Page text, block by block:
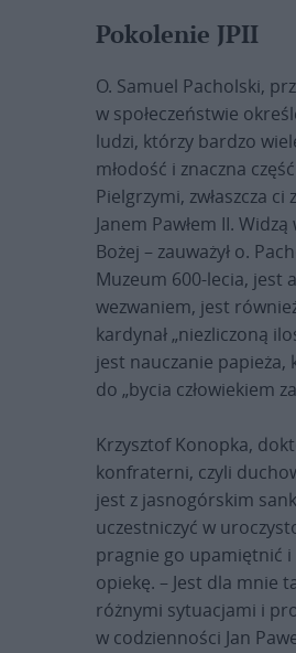
Pokolenie JPII
O. Samuel Pacholski,
w społeczeństwie
ludzi, którzy bardzo
młodość i znaczna
Pielgrzymi, zwłaszcza
Janem Pawłem II.
Bożej – zauważył o.
Muzeum 600-lecia, jest
wezwaniem, jest
kardynał „niezliczoną
jest nauczanie papieża,
do „bycia człowiekiem
Krzysztof Konopka,
konfraterni, czyli
jest z jasnogórskim
uczestniczyć w
pragnie go upamiętnić i
opiekę. – Jest dla mnie
różnymi sytuacjami i
w codzienności Jan